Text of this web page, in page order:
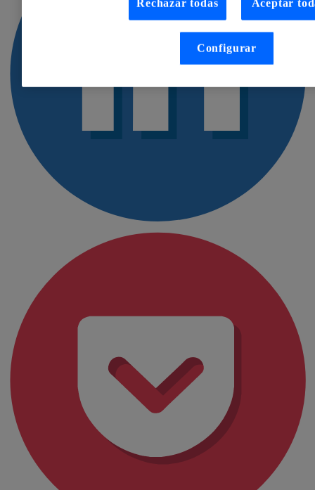
Rechazar todas Aceptar
Configurar